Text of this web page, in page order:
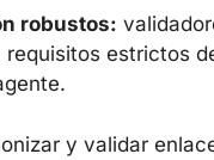
robustos:
estrictos
y validar